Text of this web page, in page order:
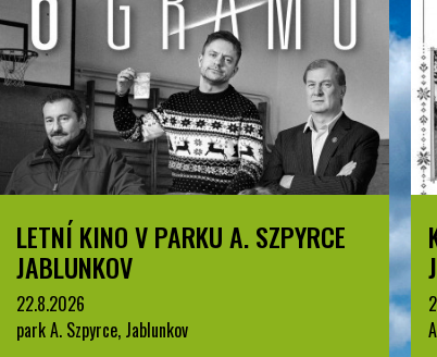
KOMENTOVANÁ PROHLÍDKA
JABLUNKOVA
25.8.2026
Arboretum u Sanatoria, Jablunkov